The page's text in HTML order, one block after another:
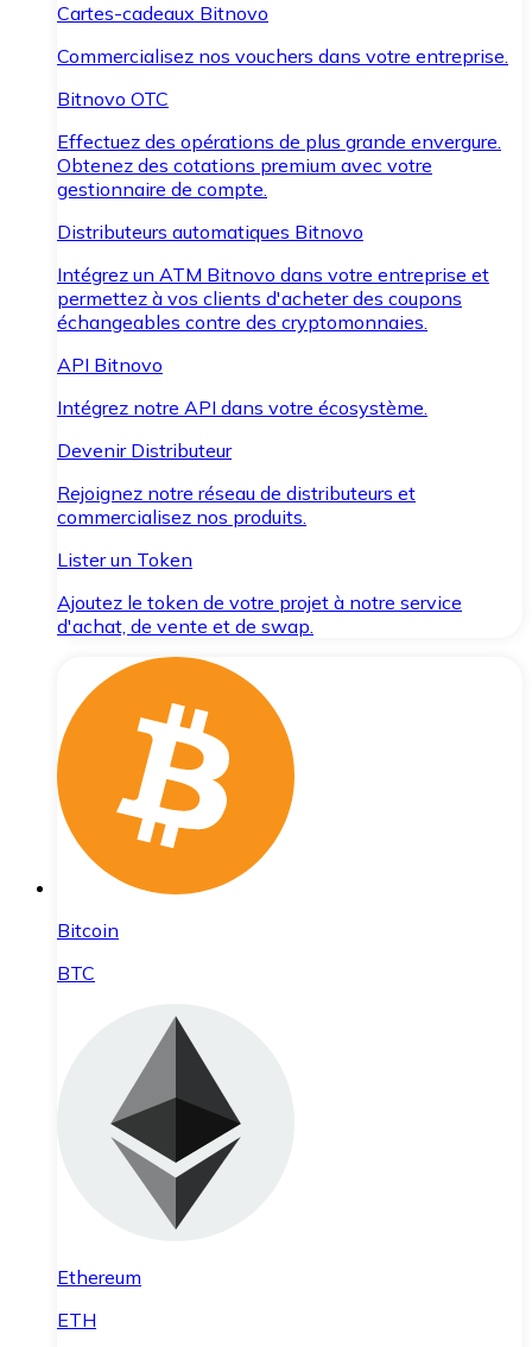
Cartes-cadeaux Bitnovo
Commercialisez nos vouchers dans votre entreprise.
Bitnovo OTC
Effectuez des opérations de plus grande envergure.
Obtenez des cotations premium avec votre
gestionnaire de compte.
Distributeurs automatiques Bitnovo
Intégrez un ATM Bitnovo dans votre entreprise et
permettez à vos clients d'acheter des coupons
échangeables contre des cryptomonnaies.
API Bitnovo
Intégrez notre API dans votre écosystème.
Devenir Distributeur
Rejoignez notre réseau de distributeurs et
commercialisez nos produits.
Lister un Token
Ajoutez le token de votre projet à notre service
d'achat, de vente et de swap.
Bitcoin
BTC
Ethereum
ETH